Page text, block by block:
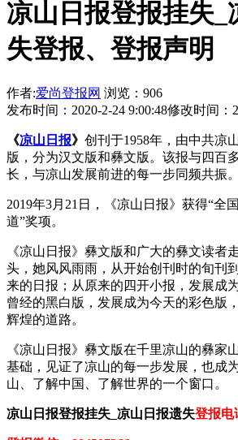
凉山日报登报挂失_
失登报、登报声明
作者:爱尚登报网 浏览：906
发布时间：2020-2-24 9:00:48修改时间：
《凉山日报》 创刊于1958年，由中共凉
版，分为汉文版和彝文版。该报与四百
长，与凉山发展前进的每一步同频共振。
2019年3月21日，《凉山日报》获得“全
道”奖项。
《凉山日报》彝文版和广大的彝文读者
头，她风风雨雨，从开始创刊时的旬刊
来的日报；从原来的四开小报，发展成
曾经的黑白版，发展成为今天的彩色版
辉煌的道路。
《凉山日报》彝文版在千里凉山的彝家
基础，见证了凉山的每一步发展，也成
山、了解中国、了解世界的一个窗口。
凉山日报登报挂失_凉山日报遗失登报电